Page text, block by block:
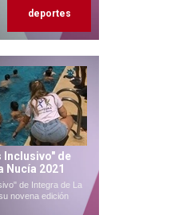
deportes
Inclusivo" de
Nucía 2021
de Integra de La
novena edición